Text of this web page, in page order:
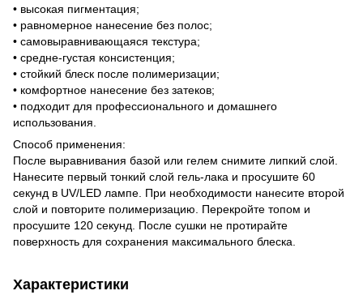
• высокая пигментация;
• равномерное нанесение без полос;
• самовыравнивающаяся текстура;
• средне-густая консистенция;
• стойкий блеск после полимеризации;
• комфортное нанесение без затеков;
• подходит для профессионального и домашнего
использования.
Способ применения:
После выравнивания базой или гелем снимите липкий слой.
Нанесите первый тонкий слой гель-лака и просушите 60
секунд в UV/LED лампе. При необходимости нанесите второй
слой и повторите полимеризацию. Перекройте топом и
просушите 120 секунд. После сушки не протирайте
поверхность для сохранения максимального блеска.
Характеристики